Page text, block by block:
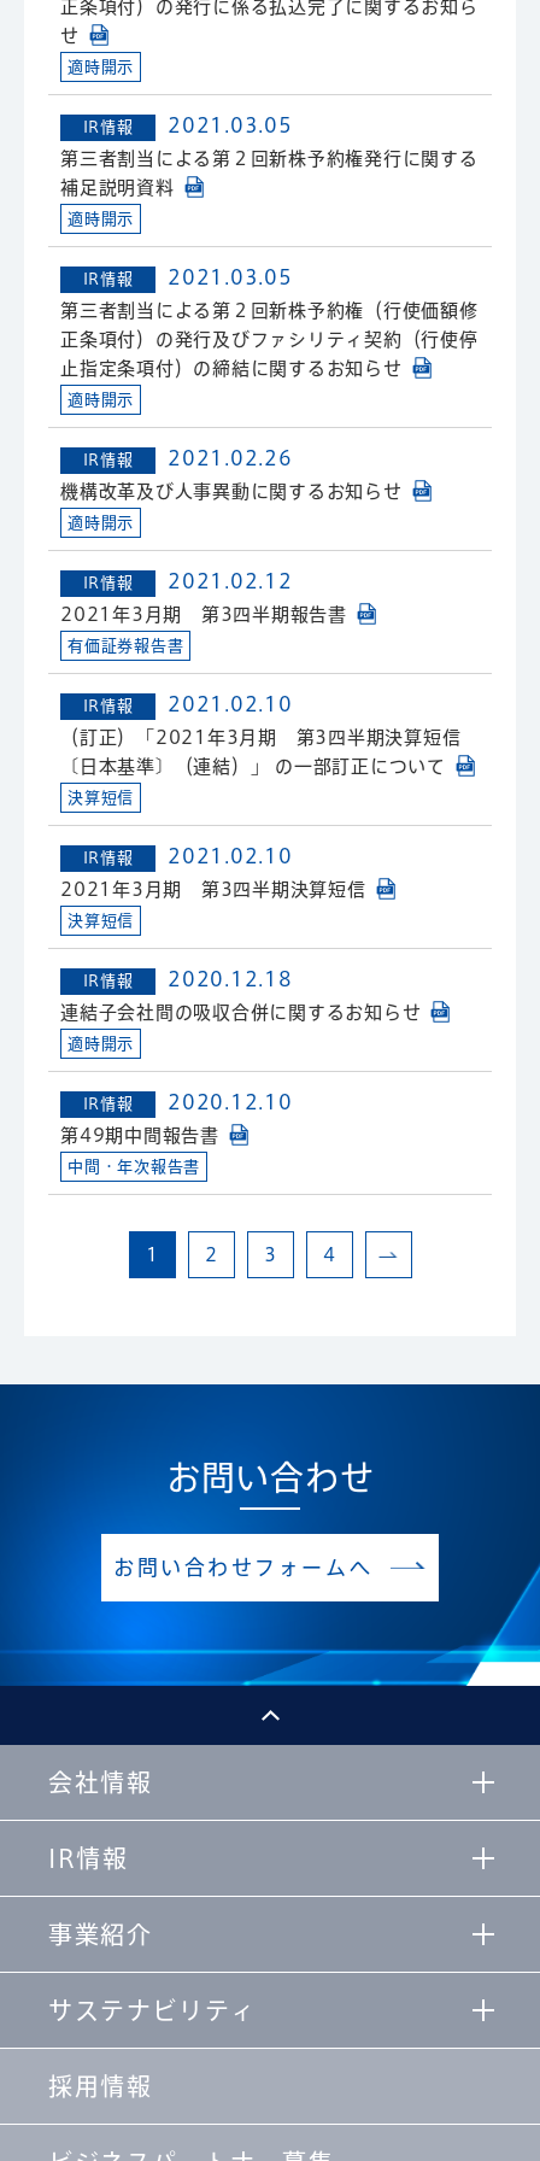
正条項付）の発行に係る払込完了に関するお知ら
せ
適時開示
IR情報 2021.03.05
第三者割当による第２回新株予約権発行に関する
補足説明資料
適時開示
IR情報 2021.03.05
第三者割当による第２回新株予約権（行使価額修
正条項付）の発行及びファシリティ契約（行使停
止指定条項付）の締結に関するお知らせ
適時開示
IR情報 2021.02.26
機構改革及び人事異動に関するお知らせ
適時開示
IR情報 2021.02.12
2021年3月期 第3四半期報告書
有価証券報告書
IR情報 2021.02.10
（訂正）「2021年3月期 第3四半期決算短信
〔日本基準〕（連結）」 の一部訂正について
決算短信
IR情報 2021.02.10
2021年3月期 第3四半期決算短信
決算短信
IR情報 2020.12.18
連結子会社間の吸収合併に関するお知らせ
適時開示
IR情報 2020.12.10
第49期中間報告書
中間・年次報告書
1 2 3 4
お問い合わせ
お問い合わせフォームへ
会社情報
IR情報
事業紹介
サステナビリティ
採用情報